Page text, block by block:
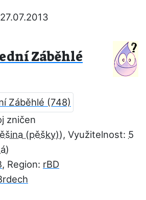
Záběhlé
zničen
, Využitelnost: 5
, Region: rBD